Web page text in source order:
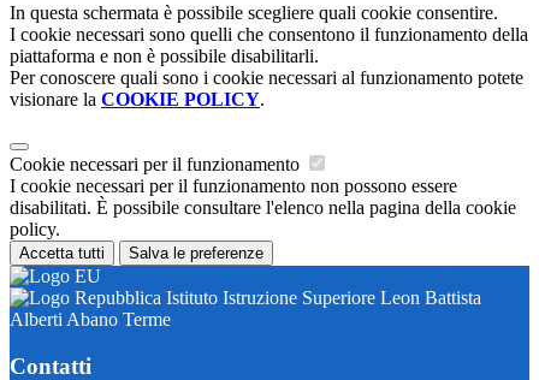
In questa schermata è possibile scegliere quali cookie consentire.
I cookie necessari sono quelli che consentono il funzionamento della
piattaforma e non è possibile disabilitarli.
Per conoscere quali sono i cookie necessari al funzionamento potete
visionare la COOKIE POLICY.
Cookie necessari per il funzionamento
I cookie necessari per il funzionamento non possono essere
disabilitati. È possibile consultare l'elenco nella pagina della cookie
policy.
Accetta tutti Salva le preferenze
Istituto Istruzione Superiore Leon Battista
Alberti Abano Terme
Contatti